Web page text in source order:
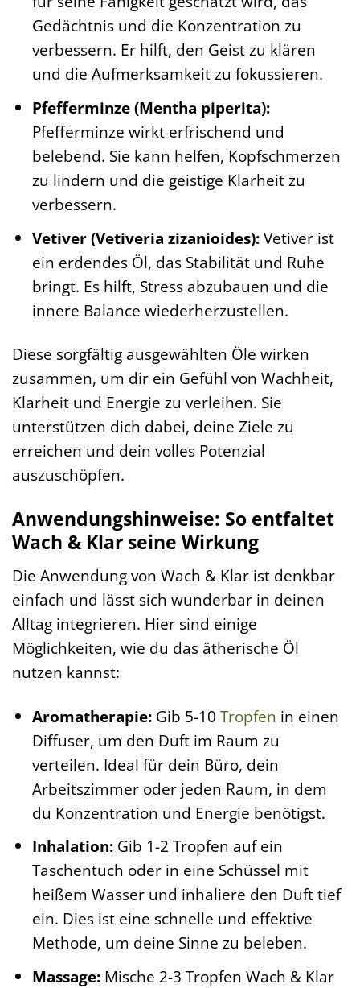
Gedächtnis und die Konzentration zu
verbessern. Er hilft, den Geist zu klären
und die Aufmerksamkeit zu fokussieren.
Pfefferminze (Mentha piperita):
Pfefferminze wirkt erfrischend und
belebend. Sie kann helfen, Kopfschmerzen
zu lindern und die geistige Klarheit zu
verbessern.
Vetiver (Vetiveria zizanioides):Vetiver ist
ein erdendes Öl, das Stabilität und Ruhe
bringt. Es hilft, Stress abzubauen und die
innere Balance wiederherzustellen.
Diese sorgfältig ausgewählten Öle wirken
zusammen, um dir ein Gefühl von Wachheit,
Klarheit und Energie zu verleihen. Sie
unterstützen dich dabei, deine Ziele zu
erreichen und dein volles Potenzial
auszuschöpfen.
Anwendungshinweise: So entfaltet
Wach & Klar seine Wirkung
Die Anwendung von Wach & Klar ist denkbar
einfach und lässt sich wunderbar in deinen
Alltag integrieren. Hier sind einige
Möglichkeiten, wie du das ätherische Öl
nutzen kannst:
Aromatherapie:Gib 5-10 Tropfen in einen
Diffuser, um den Duft im Raum zu
verteilen. Ideal für dein Büro, dein
Arbeitszimmer oder jeden Raum, in dem
du Konzentration und Energie benötigst.
Inhalation:Gib 1-2 Tropfen auf ein
Taschentuch oder in eine Schüssel mit
heißem Wasser und inhaliere den Duft tief
ein. Dies ist eine schnelle und effektive
Methode, um deine Sinne zu beleben.
Massage:Mische 2-3 Tropfen Wach & Klar